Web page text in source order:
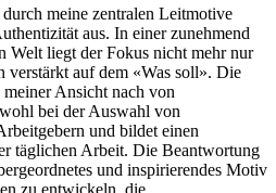
meine zentralen Leitmotive
aus. In einer zunehmend
Welt liegt der Fokus nicht mehr nur
verstärkt auf dem «Was soll». Die
meiner Ansicht nach von
bei der Auswahl von
und bildet einen
täglichen Arbeit. Die Beantwortung
und inspirierendes Motiv
zu entwickeln, die